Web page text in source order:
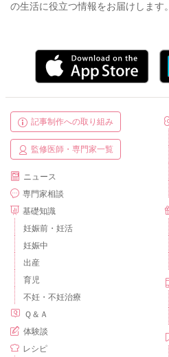
の生活に役立つ情報をお届けします。
記事制作への取り組み
監修医師・専門家一覧
ニュース
専門家相談
基礎知識
妊娠前・妊活
妊娠中
出産
育児
不妊・不妊治療
Ｑ＆Ａ
体験談
レシピ